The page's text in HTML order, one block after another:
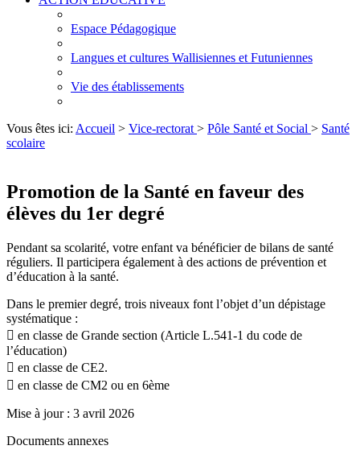
Espace Pédagogique
Langues et cultures Wallisiennes et Futuniennes
Vie des établissements
Vous êtes ici: Accueil > Vice-rectorat > Pôle Santé et Social > Santé
scolaire
Promotion de la Santé en faveur des
élèves du 1er degré
Pendant sa scolarité, votre enfant va bénéficier de bilans de santé
réguliers. Il participera également à des actions de prévention et
d’éducation à la santé.
Dans le premier degré, trois niveaux font l’objet d’un dépistage
systématique :
 en classe de Grande section (Article L.541-1 du code de
l’éducation)
 en classe de CE2.
 en classe de CM2 ou en 6ème
Mise à jour : 3 avril 2026
Documents annexes